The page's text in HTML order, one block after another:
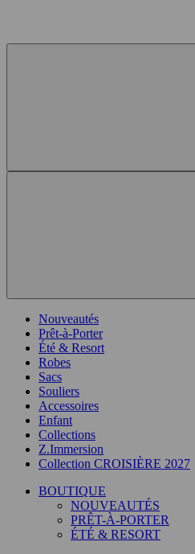
Nouveautés
Prêt-à-Porter
Été & Resort
Robes
Sacs
Souliers
Accessoires
Enfant
Collections
Z.Immersion
Collection CROISIÈRE 2027
BOUTIQUE
NOUVEAUTÉS
PRÊT-À-PORTER
ÉTÉ & RESORT